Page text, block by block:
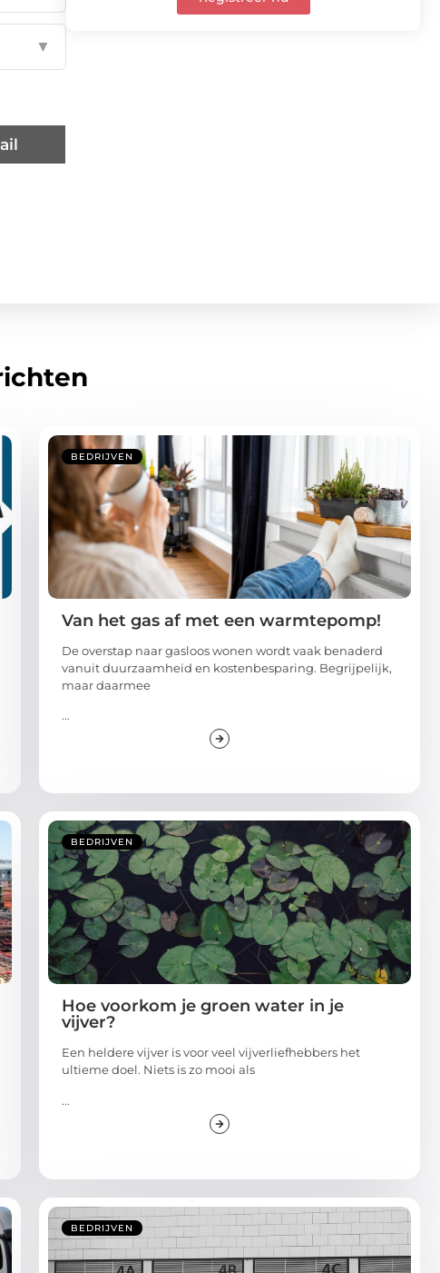
▼
BEDRIJVEN
Van het gas af met een warmtepomp!
De overstap naar gasloos wonen wordt vaak benaderd
vanuit duurzaamheid en kostenbesparing. Begrijpelijk,
maar daarmee
BEDRIJVEN
Hoe voorkom je groen water in je
vijver?
Een heldere vijver is voor veel vijverliefhebbers het
ultieme doel. Niets is zo mooi als
BEDRIJVEN